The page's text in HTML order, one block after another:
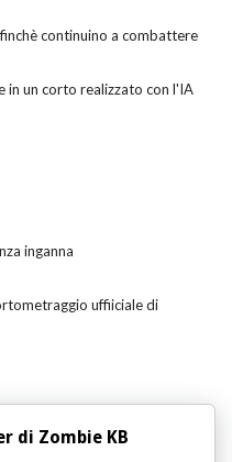
continuino a combattere
in un corto realizzato con l'IA
inganna
uffiiciale di
di Zombie KB